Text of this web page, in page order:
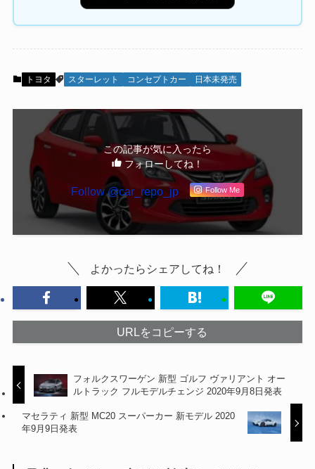
トヨタ スターレット コンセプトカー 日本未発売
この記事が気に入ったら
フォローしてね！
Follow @car_repo_jp Follow Me
よかったらシェアしてね！
URLをコピーする
フォルクスワーゲン 新型 ゴルフ ヴァリアント オー
ルトラック フルモデルチェンジ 2020年9月8日発表
マセラティ 新型 MC20 スーパーカー 新モデル 2020
年9月9日発表